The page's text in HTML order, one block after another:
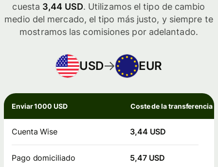
cuesta 3,44 USD. Utilizamos el tipo de cambio
medio del mercado, el tipo más justo, y siempre te
mostramos las comisiones por adelantado.
USD EUR
Enviar 1000 USD Coste de la transferencia
Cuenta Wise 3,44 USD
Pago domiciliado 5,47 USD